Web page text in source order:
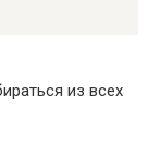
из всех